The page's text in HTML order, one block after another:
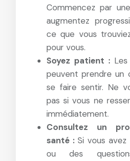
Commencez par
augmentez
ce que vous
pour vous.
Soyez patient :
peuvent prendre un
se faire sentir. Ne
pas si vous ne
immédiatement.
Consultez un
santé : Si vous avez
ou des